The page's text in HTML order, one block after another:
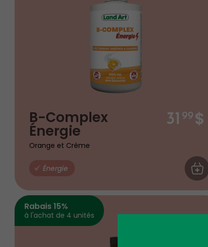
B-Complex
Énergie
Orange et Crème
31 99 $
Énergie
Rabais 15%
à l'achat de 4 unités